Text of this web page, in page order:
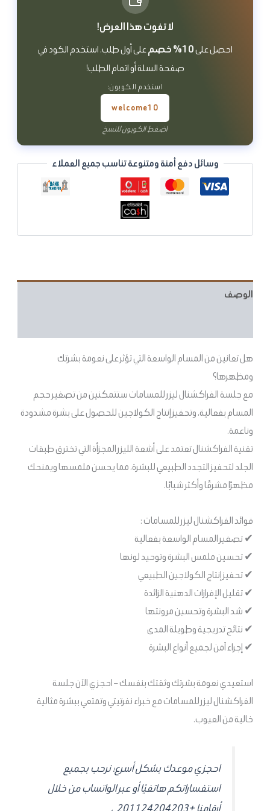
لا تفوت هذا العرض!
احصل على10% خصم
على أول طلب. استخدم الكود في
صفحة السلة أو اتمام الطلب!
استخدم الكوبون:
welcome10
اضغط الكوبون للنسخ
وسائل دفع أمنة ومتنوعة تناسب جميع العملاء
الوصف
هل تعانين من المسام الواسعة التي تؤثر على نعومة بشرتك
ومظهرها؟
مع جلسة الفراكشنال ليزر للمسامات ستتمكنين من تصغير حجم
المسام بفعالية، وتحفيز إنتاج الكولاجين للحصول على بشرة مشدودة
وناعمة.
تقنية الفراكشنال تعتمد على أشعة الليزر المجزأة التي تخترق طبقات
الجلد لتحفيز التجدد الطبيعي للبشرة، مما يحسن ملمسها ويمنحك
مظهرًا مشرقًا وأكثر شبابًا.
فوائد الفراكشنال ليزر للمسامات :
✔ تصغير المسام الواسعة بفعالية
✔ تحسين ملمس البشرة وتوحيد لونها
✔ تحفيز إنتاج الكولاجين الطبيعي
✔ تقليل الإفرازات الدهنية الزائدة
✔ شد البشرة وتحسين مرونتها
✔ نتائج تدريجية وطويلة المدى
✔ إجراء آمن لجميع أنواع البشرة
استعيدي نعومة بشرتك وثقتك بنفسك – احجزي الآن جلسة
الفراكشنال ليزر للمسامات مع خبراء نفرتيتي وتمتعي ببشرة مثالية
خالية من العيوب.
احجزي موعدك بشكل أسرع؛ نرحب بجميع
استفساراتكم هاتفيًا أو عبر الواتساب من خلال
أرقامنا +201124204203 ،